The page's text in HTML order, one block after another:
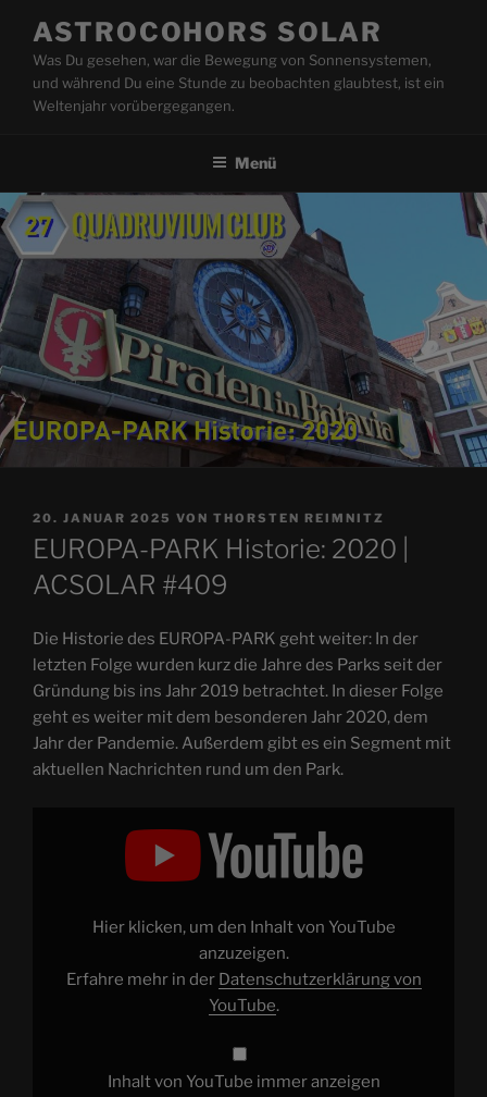
Inhalt
springen
ASTROCOHORS SOLAR
Was Du gesehen, war die Bewegung von Sonnensystemen,
und während Du eine Stunde zu beobachten glaubtest, ist ein
Weltenjahr vorübergegangen.
Menü
VERÖFFENTLICHT
AM
20. JANUAR 2025 VON THORSTEN REIMNITZ
EUROPA-PARK Historie: 2020 |
ACSOLAR #409
Die Historie des EUROPA-PARK geht weiter: In der
letzten Folge wurden kurz die Jahre des Parks seit der
Gründung bis ins Jahr 2019 betrachtet. In dieser Folge
geht es weiter mit dem besonderen Jahr 2020, dem
Jahr der Pandemie. Außerdem gibt es ein Segment mit
aktuellen Nachrichten rund um den Park.
YouTubeHier klicken, um den Inhalt von YouTube
anzuzeigen.
Erfahre mehr in der Datenschutzerklärung von
YouTube.
Inhalt von YouTube immer anzeigen